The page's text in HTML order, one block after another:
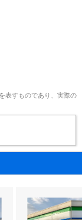
表すものであり、実際の